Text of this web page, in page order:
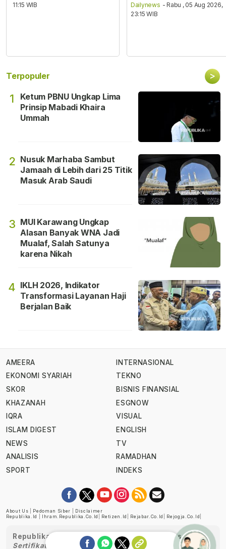
11:15 WIB
Dailynews - Rabu , 05 Aug 2026,
23:15 WIB
Terpopuler >
1
Ketum PBNU Ungkap Lima
Prinsip Mabadi Khaira
Ummah
2 Nusuk Marhaba Sambut
Jamaah di Lebih dari 25 Titik
Masuk Arab Saudi
3 MUI Karawang Ungkap
Alasan Banyak WNA Jadi
Mualaf, Salah Satunya
karena Nikah
4 IKLH 2026, Indikator
Transformasi Layanan Haji
Berjalan Baik
AMEERA
EKONOMI SYARIAH
SKOR
KHAZANAH
IQRA
ISLAM DIGEST
NEWS
ANALISIS
SPORT
INTERNASIONAL
TEKNO
BISNIS FINANSIAL
ESGNOW
VISUAL
ENGLISH
TV
RAMADHAN
INDEKS
About Us Pedoman Siber
Disclaimer
Republika.id
Ihram.republika.co.id Retizen.id Rejabar.co.id Rejogja.co.id
Republika telah diverifikasi oleh Dewan Pers
Sertifikat Nomor 1058/DP-Verifikasi/K/XII/2022